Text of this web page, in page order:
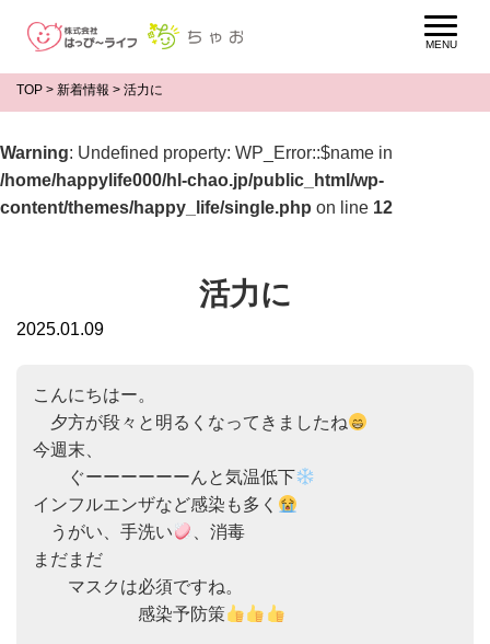
TOP > 新着情報 > 活力に
Warning: Undefined property: WP_Error::$name in
/home/happylife000/hl-chao.jp/public_html/wp-
content/themes/happy_life/single.php on line 12
活力に
2025.01.09
こんにちはー。
夕方が段々と明るくなってきましたね
今週末、
ぐーーーーーーんと気温低下
インフルエンザなど感染も多く
うがい、手洗い
、消毒
まだまだ
マスクは必須ですね。
感染予防策